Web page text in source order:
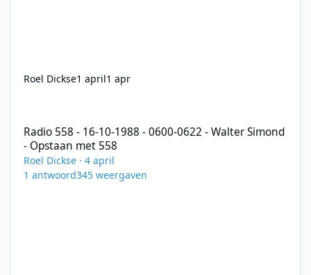
Roel Dickse1 april1 apr
Radio 558 - 16-10-1988 - 0600-0622 - Walter Simond
- Opstaan met 558
Roel Dickse ·4 april
1 antwoord345 weergaven